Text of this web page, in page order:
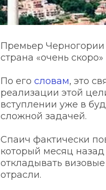
Премьер
страна «очень
По его словам, это
реализации этой
вступлении уже в
сложной задачей.
Спаич фактически
который месяц назад
откладывать
отрасли.